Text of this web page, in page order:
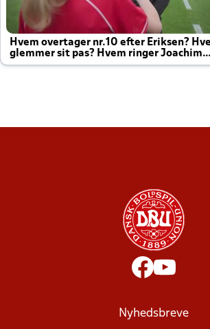
Hvem overtager nr.10 efter Eriksen?
glemmer sit pas? Hvem ringer Joachim
altid til efter kampe?
Nyhedsbreve